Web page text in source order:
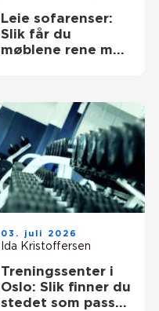
Leie sofarenser:
Slik får du
møblene rene med
03. juli 2026
Ida Kristoffersen
Treningssenter i
Oslo: Slik finner du
stedet som passer